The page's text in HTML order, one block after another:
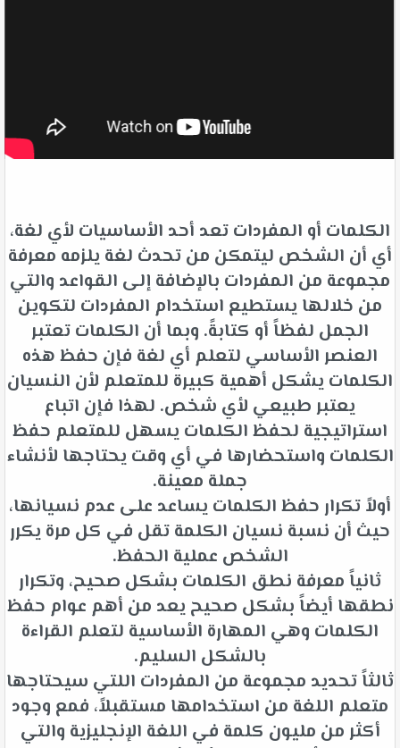
الكلمات أو المفردات تعد أحد الأساسيات لأي لغة،
أي أن الشخص ليتمكن من تحدث لغة يلزمه معرفة
مجموعة من المفردات بالإضافة إلى القواعد والتي
من خلالها يستطيع استخدام المفردات لتكوين
الجمل لفظاً أو كتابةً. وبما أن الكلمات تعتبر
العنصر الأساسي لتعلم أي لغة فإن حفظ هذه
الكلمات يشكل أهمية كبيرة للمتعلم لأن النسيان
يعتبر طبيعي لأي شخص. لهذا فإن اتباع
استراتيجية لحفظ الكلمات يسهل للمتعلم حفظ
الكلمات واستحضارها في أي وقت يحتاجها لأنشاء
جملة معينة.
أولاً تكرار حفظ الكلمات يساعد على عدم نسيانها،
حيث أن نسبة نسيان الكلمة تقل في كل مرة يكرر
الشخص عملية الحفظ.
ثانياً معرفة نطق الكلمات بشكل صحيح، وتكرار
نطقها أيضاً بشكل صحيح يعد من أهم عوام حفظ
الكلمات وهي المهارة الأساسية لتعلم القراءة
بالشكل السليم.
ثالثاً تحديد مجموعة من المفردات اللتي سيحتاجها
متعلم اللغة من استخدامها مستقبلاً، فمع وجود
أكثر من مليون كلمة في اللغة الإنجليزية والتي